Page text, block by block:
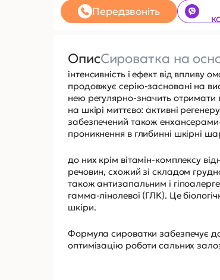
Передзвоніть
ОписСироватка на
інтенсивність і ефект від
продовжує серію-засновані на
нею регулярно-значить
на шкірі миттєво: активні
забезпечений також
проникнення в глибинні шкірні
до них крім вітамін-комплексу
речовин, схожий зі складом
також антизапальним і
гамма-лінолевої (ГЛК). Це
шкіри.
Формула сироватки забезпечує
оптимізацію роботи сальних